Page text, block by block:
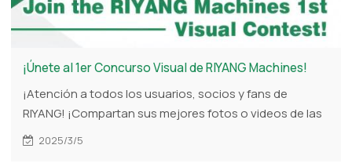
¡Únete al 1er Concurso Visual de RIYANG Machines!
¡Atención a todos los usuarios, socios y fans de
RIYANG! ¡Compartan sus mejores fotos o videos de las
máquinas RIYANG en acción para tener la oportunidad
2025/3/5